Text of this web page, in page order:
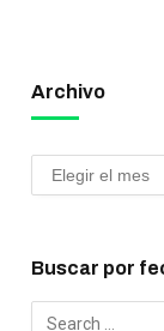
Archivo
Buscar por